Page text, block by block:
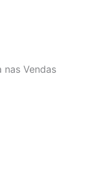
nas Vendas